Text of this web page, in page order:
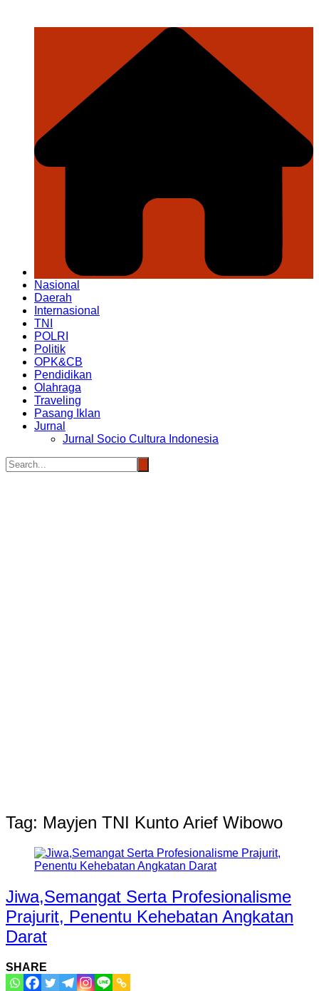
Nasional
Daerah
Internasional
TNI
POLRI
Politik
OPK&CB
Pendidikan
Olahraga
Traveling
Pasang Iklan
Jurnal
Jurnal Socio Cultura Indonesia
Tag: Mayjen TNI Kunto Arief Wibowo
Jiwa,Semangat Serta Profesionalisme
Prajurit, Penentu Kehebatan Angkatan
Darat
SHARE